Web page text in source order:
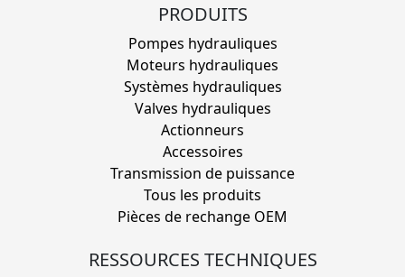
PRODUITS
Pompes hydrauliques
Moteurs hydrauliques
Systèmes hydrauliques
Valves hydrauliques
Actionneurs
Accessoires
Transmission de puissance
Tous les produits
Pièces de rechange OEM
RESSOURCES TECHNIQUES